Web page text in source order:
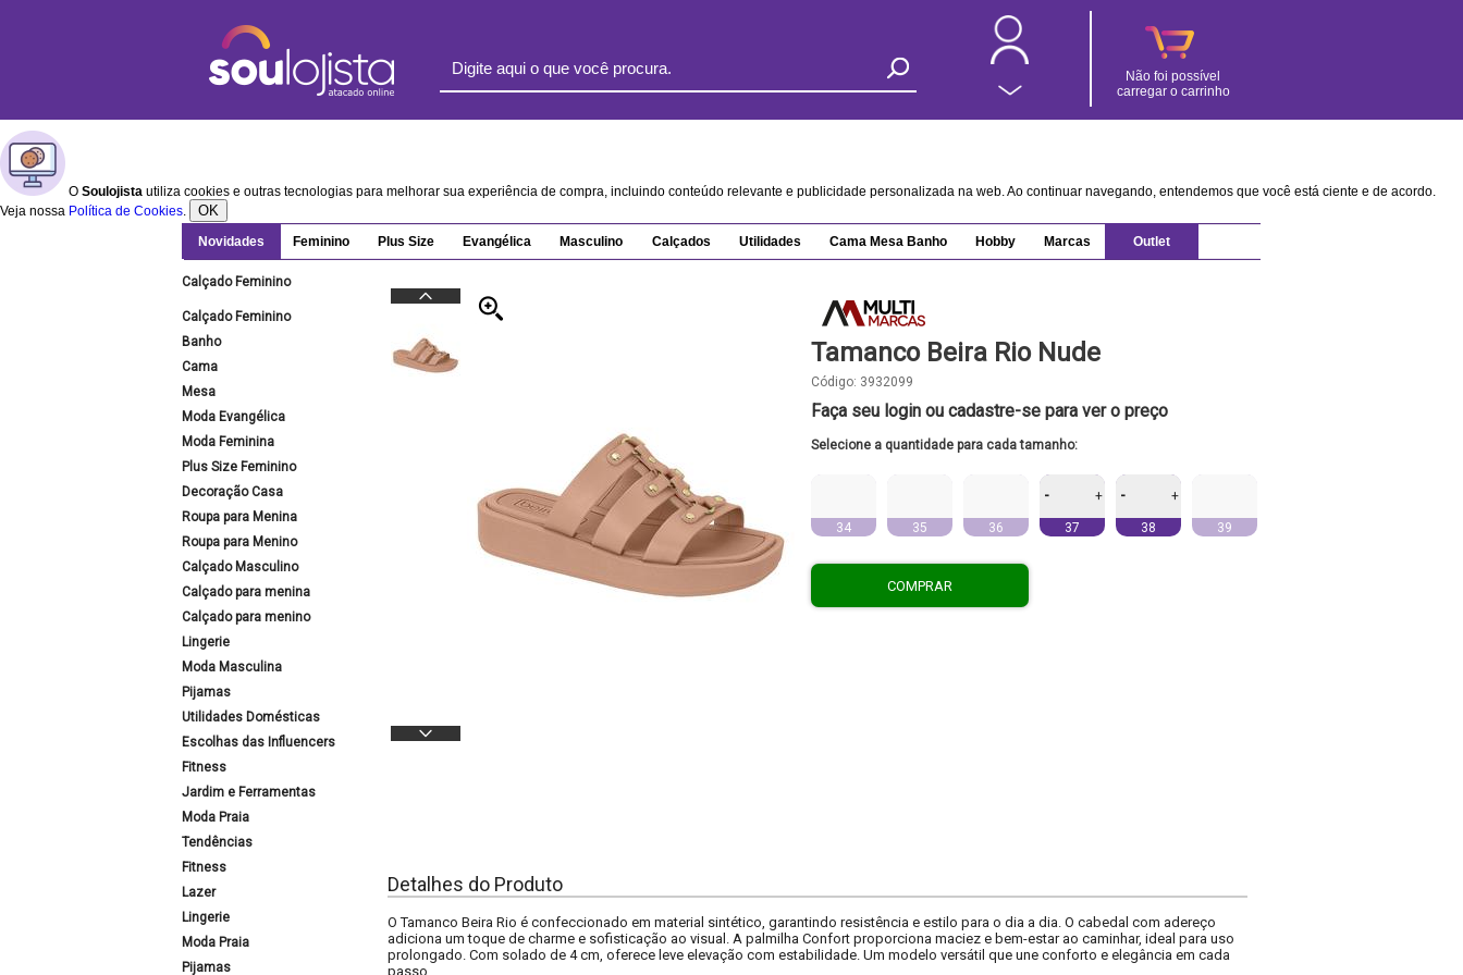
Não foi possível
carregar o carrinho
O Soulojista utiliza cookies e outras tecnologias para melhorar sua experiência de compra, incluindo conteúdo relevante e publicidade personalizada na web. Ao continuar navegando, entendemos que você está ciente e de acordo.
Veja nossa Política de Cookies. OK
Novidades Feminino Plus Size Evangélica Masculino Calçados Utilidades Cama Mesa Banho Hobby Marcas Outlet
Calçado Feminino
Calçado Feminino
Banho
Cama
Mesa
Moda Evangélica
Moda Feminina
Plus Size Feminino
Decoração Casa
Roupa para Menina
Roupa para Menino
Calçado Masculino
Calçado para menina
Calçado para menino
Lingerie
Moda Masculina
Pijamas
Utilidades Domésticas
Escolhas das Influencers
Fitness
Jardim e Ferramentas
Moda Praia
Tendências
Fitness
Lazer
Lingerie
Moda Praia
Pijamas
Tamanco Beira Rio Nude
Código: 3932099
Faça seu login ou cadastre-se para ver o preço
Selecione a quantidade para cada tamanho:
34 35 36
- +
37
- +
38 39
COMPRAR
Detalhes do Produto
O Tamanco Beira Rio é confeccionado em material sintético, garantindo resistência e estilo para o dia a dia. O cabedal com adereço
adiciona um toque de charme e sofisticação ao visual. A palmilha Confort proporciona maciez e bem-estar ao caminhar, ideal para uso
prolongado. Com solado de 4 cm, oferece leve elevação com estabilidade. Um modelo versátil que une conforto e elegância em cada
passo.